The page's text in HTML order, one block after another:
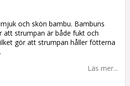
och skön bambu. Bambuns
att strumpan är både fukt och
gör att strumpan håller fötterna
Läs mer...